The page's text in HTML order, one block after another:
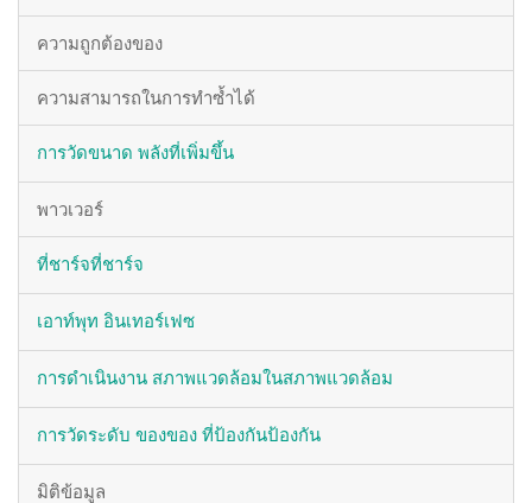
ความถูกต้องของ
ความสามารถในการทำซ้ำได้
การวัดขนาด พลังที่เพิ่มขึ้น
พาวเวอร์
ที่ชาร์จที่ชาร์จ
เอาท์พุท อินเทอร์เฟซ
การดำเนินงาน สภาพแวดล้อมในสภาพแวดล้อม
การวัดระดับ ของของ ที่ป้องกันป้องกัน
มิติข้อมูล